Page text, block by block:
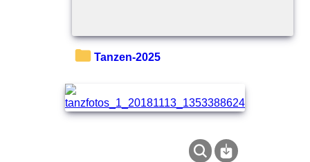
Tanzen-2025